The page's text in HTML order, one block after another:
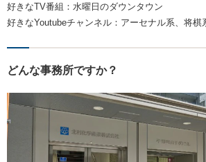
好きなTV番組：水曜日のダウンタウン
好きなYoutubeチャンネル：アーセナル系、将棋
どんな事務所ですか？